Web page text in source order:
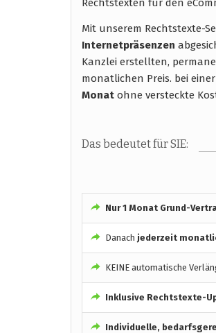
Rechtstexten für den
Mit unserem Rechtstexte-
Internetpräsenzen
Kanzlei erstellten,
monatlichen Preis. bei
Monatohne versteckte
Das bedeutet für SIE:
Nur 1 Monat Grund-
Danach jederzeit
KEINE automatische
Inklusive Rechtstexte-
Individuelle,